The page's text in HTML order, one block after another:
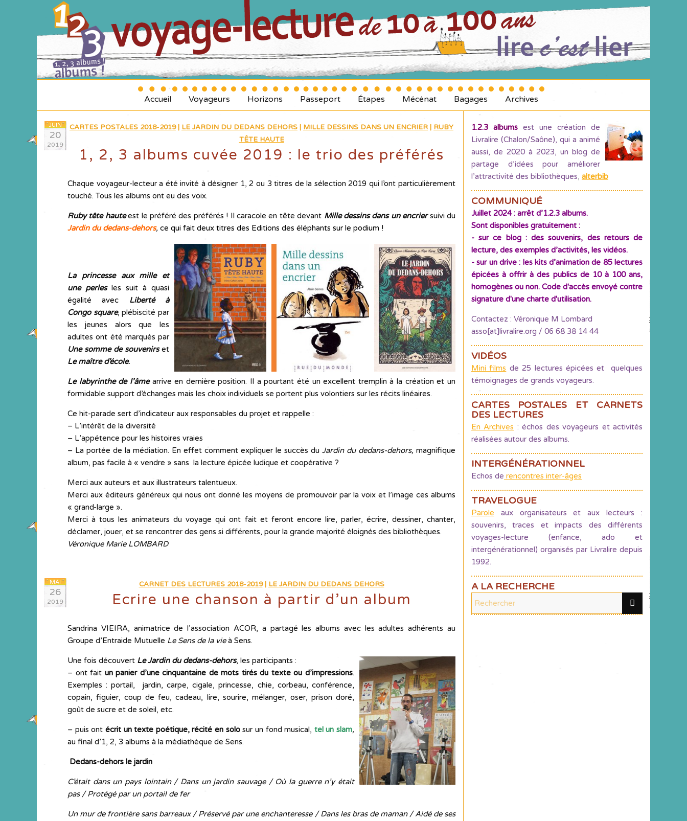
Accueil Voyageurs Horizons Passeport Étapes Mécénat Bagages Archives
JUIN
20
2019
CARTES POSTALES 2018-2019| LE JARDIN DU DEDANS DEHORS MILLE DESSINS DANS UN ENCRIER
RUBY
TÊTE HAUTE
1, 2, 3 albums cuvée 2019 : le trio des préférés
Chaque voyageur-lecteur a été invité à désigner 1, 2 ou 3 titres de la sélection 2019 qui l’ont particulièrement
touché. Tous les albums ont eu des voix.
Ruby tête haute est le préféré des préférés ! Il caracole en tête devant Mille dessins dans un encrier suivi du
Jardin du dedans-dehors, ce qui fait deux titres des Editions des éléphants sur le podium !
La princesse aux mille et
une perlesles suit à quasi
égalité avec Liberté à
Congo square, plébiscité par
les jeunes alors que les
adultes ont été marqués par
Une somme de souvenirset
Le maître d’école.
Le labyrinthe de l’âmearrive en dernière position. Il a pourtant été un excellent tremplin à la création et un
formidable support d’échanges mais les choix individuels se portent plus volontiers sur les récits linéaires.
Ce hit-parade sert d’indicateur aux responsables du projet et rappelle :
– L’intérêt de la diversité
– L’appétence pour les histoires vraies
– La portée de la médiation. En effet comment expliquer le succès du Jardin du dedans-dehors, magnifique
album, pas facile à « vendre » sans la lecture épicée ludique et coopérative ?
Merci aux auteurs et aux illustrateurs talentueux.
Merci aux éditeurs généreux qui nous ont donné les moyens de promouvoir par la voix et l’image ces albums
« grand-large ».
Merci à tous les animateurs du voyage qui ont fait et feront encore lire, parler, écrire, dessiner, chanter,
déclamer, jouer, et se rencontrer des gens si différents, pour la grande majorité éloignés des bibliothèques.
Véronique Marie LOMBARD
MAI
26
2019
CARNET DES LECTURES 2018-2019| LE JARDIN DU DEDANS DEHORS
Ecrire une chanson à partir d’un album
Sandrina VIEIRA, animatrice de l’association ACOR, a partagé les albums avec les adultes adhérents au
Groupe d’Entraide Mutuelle Le Sens de la vieà Sens.
Une fois découvert Le Jardin du dedans-dehors, les participants :
– ont fait un panier d’une cinquantaine de mots tirés du texte ou d’impressions.
Exemples : portail, jardin, carpe, cigale, princesse, chie, corbeau, conférence,
copain, figuier, coup de feu, cadeau, lire, sourire, mélanger, oser, prison doré,
goût de sucre et de soleil, etc.
– puis ont écrit un texte poétique, récité en solosur un fond musical, tel un slam,
au final d’1, 2, 3 albums à la médiathèque de Sens.
Dedans-dehors le jardin
C’était dans un pays lointain / Dans un jardin sauvage / Où la guerre n’y était
pas / Protégé par un portail de fer
Un mur de frontière sans barreaux / Préservé par une enchanteresse / Dans les bras de maman / Aidé de ses
1.2.3 albums est une création de
Livralire (Chalon/Saône), qui a animé
aussi, de 2020 à 2023, un blog de
partage d’idées pour améliorer
l’attractivité des bibliothèques, alterbib
COMMUNIQUÉ
Juillet 2024 : arrêt d’1.2.3 albums.
Sont disponibles gratuitement :
- sur ce blog : des souvenirs, des retours de
lecture, des exemples d’activités, les vidéos.
- sur un drive : les kits d’animation de 85 lectures
épicées à offrir à des publics de 10 à 100 ans,
homogènes ou non. Code d'accès envoyé contre
signature d'une charte d'utilisation.
Contactez : Véronique M Lombard
asso[at]livralire.org / 06 68 38 14 44
VIDÉOS
Mini films de 25 lectures épicées et quelques
témoignages de grands voyageurs.
CARTES POSTALES ET CARNETS
DES LECTURES
En Archives : échos des voyageurs et activités
réalisées autour des albums.
INTERGÉNÉRATIONNEL
Echos de rencontres inter-âges
TRAVELOGUE
Parole aux organisateurs et aux lecteurs :
souvenirs, traces et impacts des différents
voyages-lecture (enfance, ado et
intergénérationnel) organisés par Livralire depuis
1992.
A LA RECHERCHE